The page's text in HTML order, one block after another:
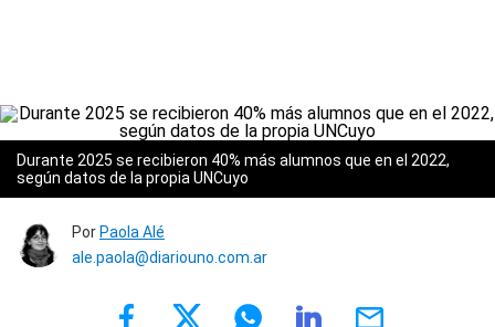
Durante 2025 se recibieron 40% más alumnos que en el 2022,
según datos de la propia UNCuyo
Por Paola Alé
ale.paola@diariouno.com.ar